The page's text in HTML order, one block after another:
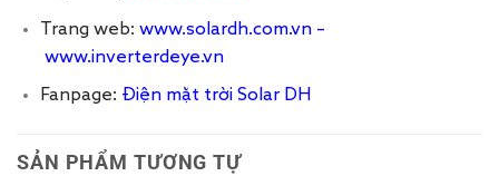
Trang web: www.solardh.com.vn–
www.inverterdeye.vn
Fanpage: Điện mặt trời Solar DH
SẢN PHẨM TƯƠNG TỰ